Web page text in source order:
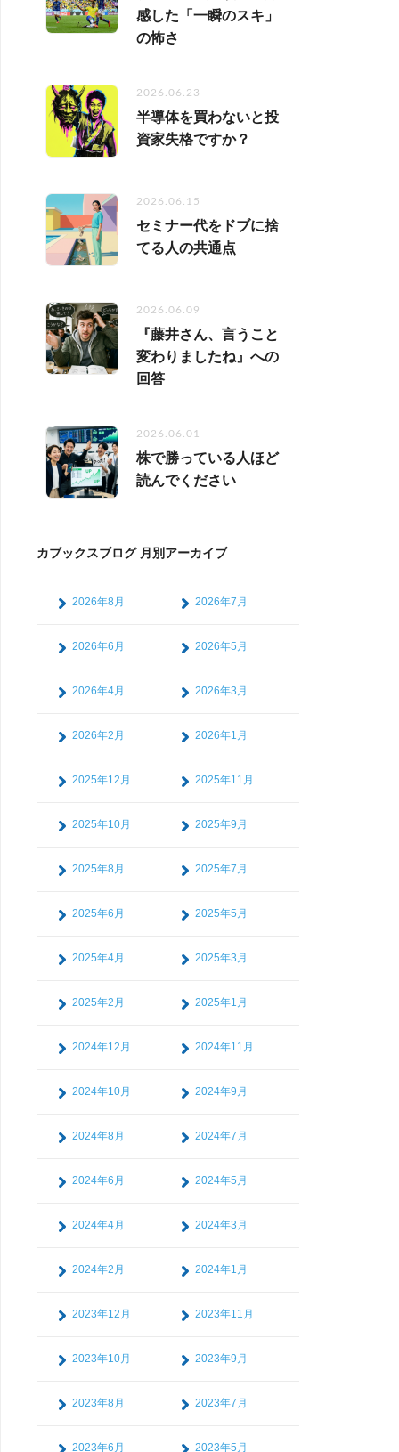
感した「一瞬のスキ」
の怖さ
2026.06.23
半導体を買わないと投
資家失格ですか？
2026.06.15
セミナー代をドブに捨
てる人の共通点
2026.06.09
『藤井さん、言うこと
変わりましたね』への
回答
2026.06.01
株で勝っている人ほど
読んでください
カブックスブログ 月別アーカイブ
2026年8月 2026年7月
2026年6月 2026年5月
2026年4月 2026年3月
2026年2月 2026年1月
2025年12月 2025年11月
2025年10月 2025年9月
2025年8月 2025年7月
2025年6月 2025年5月
2025年4月 2025年3月
2025年2月 2025年1月
2024年12月 2024年11月
2024年10月 2024年9月
2024年8月 2024年7月
2024年6月 2024年5月
2024年4月 2024年3月
2024年2月 2024年1月
2023年12月 2023年11月
2023年10月 2023年9月
2023年8月 2023年7月
2023年6月 2023年5月